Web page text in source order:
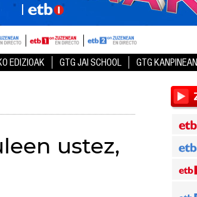
EDIZIOAK GTG JAI SCHOOL GTG KANPINEAN
ustez,